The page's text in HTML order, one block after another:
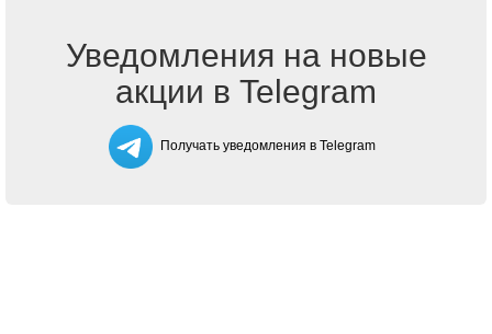
Уведомления на новые
акции в Telegram
Получать уведомления в Telegram